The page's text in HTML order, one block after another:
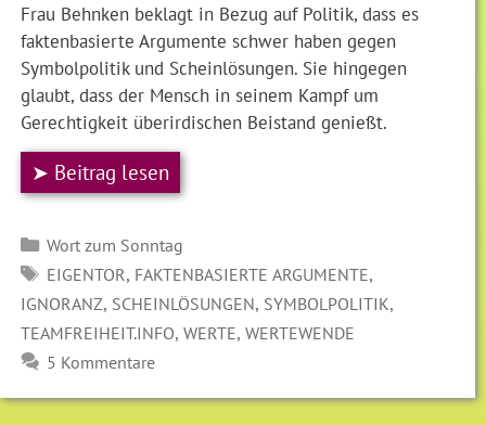
Frau Behnken beklagt in Bezug auf Politik, dass es
faktenbasierte Argumente schwer haben gegen
Symbolpolitik und Scheinlösungen. Sie hingegen
glaubt, dass der Mensch in seinem Kampf um
Gerechtigkeit überirdischen Beistand genießt.
➤ Beitrag lesen
Kategorien
Wort zum Sonntag
SCHLAGWÖRTER
EIGENTOR, FAKTENBASIERTE ARGUMENTE,
IGNORANZ, SCHEINLÖSUNGEN, SYMBOLPOLITIK,
TEAMFREIHEIT.INFO,WERTE,WERTEWENDE
5 Kommentare